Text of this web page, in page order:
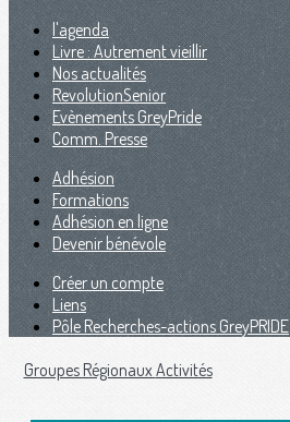
l'agenda
Livre : Autrement vieillir
Nos actualités
RevolutionSenior
Evènements GreyPride
Comm. Presse
Adhésion
Formations
Adhésion en ligne
Devenir bénévole
Créer un compte
Liens
Pôle Recherches-actions GreyPRIDE
Groupes Régionaux Activités